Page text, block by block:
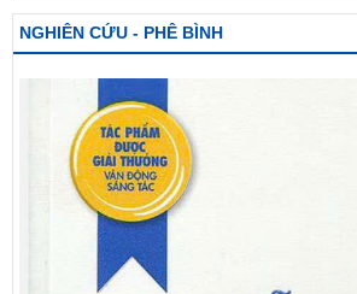
NGHIÊN CỨU - PHÊ BÌNH